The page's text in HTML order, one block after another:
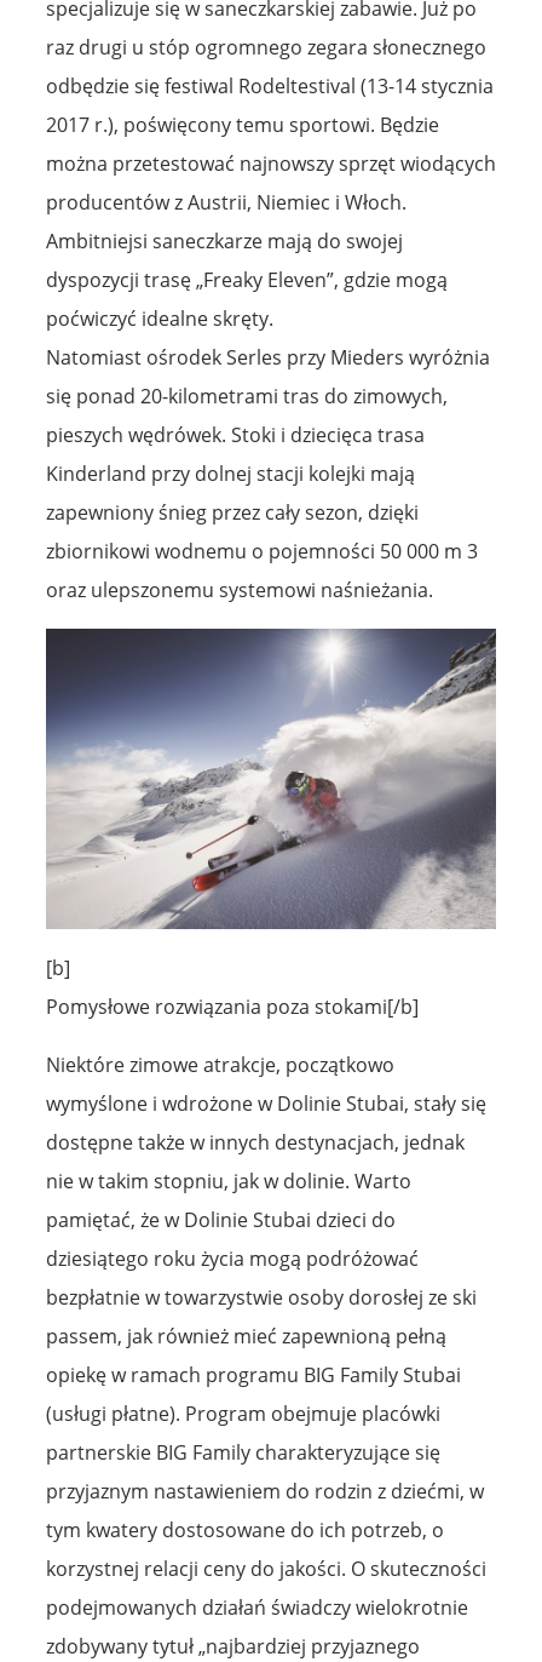
specjalizuje się w saneczkarskiej zabawie. Już po
raz drugi u stóp ogromnego zegara słonecznego
odbędzie się festiwal Rodeltestival (13-14 stycznia
2017 r.), poświęcony temu sportowi. Będzie
można przetestować najnowszy sprzęt wiodących
producentów z Austrii, Niemiec i Włoch.
Ambitniejsi saneczkarze mają do swojej
dyspozycji trasę „Freaky Eleven”, gdzie mogą
poćwiczyć idealne skręty.
Natomiast ośrodek Serles przy Mieders wyróżnia
się ponad 20-kilometrami tras do zimowych,
pieszych wędrówek. Stoki i dziecięca trasa
Kinderland przy dolnej stacji kolejki mają
zapewniony śnieg przez cały sezon, dzięki
zbiornikowi wodnemu o pojemności 50 000 m 3
oraz ulepszonemu systemowi naśnieżania.
[b]
Pomysłowe rozwiązania poza stokami[/b]
Niektóre zimowe atrakcje, początkowo
wymyślone i wdrożone w Dolinie Stubai, stały się
dostępne także w innych destynacjach, jednak
nie w takim stopniu, jak w dolinie. Warto
pamiętać, że w Dolinie Stubai dzieci do
dziesiątego roku życia mogą podróżować
bezpłatnie w towarzystwie osoby dorosłej ze ski
passem, jak również mieć zapewnioną pełną
opiekę w ramach programu BIG Family Stubai
(usługi płatne). Program obejmuje placówki
partnerskie BIG Family charakteryzujące się
przyjaznym nastawieniem do rodzin z dziećmi, w
tym kwatery dostosowane do ich potrzeb, o
korzystnej relacji ceny do jakości. O skuteczności
podejmowanych działań świadczy wielokrotnie
zdobywany tytuł „najbardziej przyjaznego